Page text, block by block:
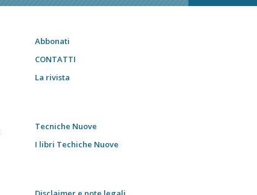
Abbonati
CONTATTI
La rivista
Tecniche Nuove
I libri Techiche Nuove